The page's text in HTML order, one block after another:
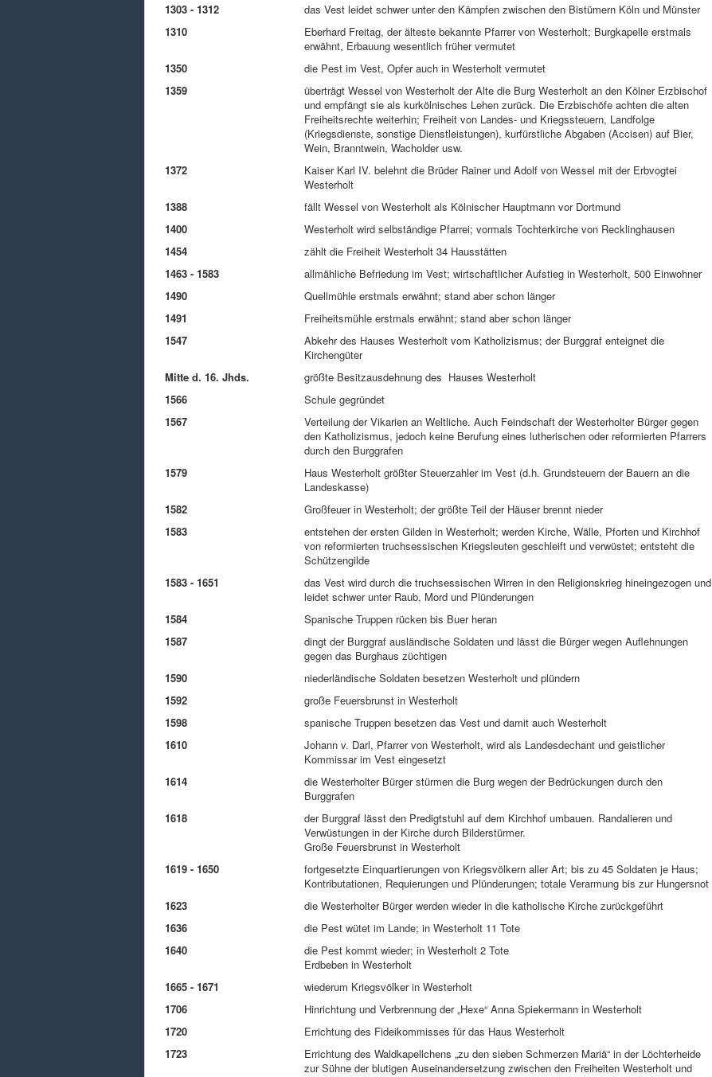
1303 - 1312
das Vest leidet schwer unter den Kämpfen zwischen den Bistümern Köln und Münster
1310
Eberhard Freitag, der älteste bekannte Pfarrer von Westerholt; Burgkapelle erstmals
erwähnt, Erbauung wesentlich früher vermutet
1350
die Pest im Vest, Opfer auch in Westerholt vermutet
1359
überträgt Wessel von Westerholt der Alte die Burg Westerholt an den Kölner Erzbischof
und empfängt sie als kurkölnisches Lehen zurück. Die Erzbischöfe achten die alten
Freiheitsrechte weiterhin; Freiheit von Landes- und Kriegssteuern, Landfolge
(Kriegsdienste, sonstige Dienstleistungen), kurfürstliche Abgaben (Accisen) auf Bier,
Wein, Branntwein, Wacholder usw.
1372
Kaiser Karl IV. belehnt die Brüder Rainer und Adolf von Wessel mit der Erbvogtei
Westerholt
1388
fällt Wessel von Westerholt als Kölnischer Hauptmann vor Dortmund
1400
Westerholt wird selbständige Pfarrei; vormals Tochterkirche von Recklinghausen
1454
zählt die Freiheit Westerholt 34 Hausstätten
1463 - 1583
allmähliche Befriedung im Vest; wirtschaftlicher Aufstieg in Westerholt, 500 Einwohner
1490
Quellmühle erstmals erwähnt; stand aber schon länger
1491
Freiheitsmühle erstmals erwähnt; stand aber schon länger
1547
Abkehr des Hauses Westerholt vom Katholizismus; der Burggraf enteignet die
Kirchengüter
Mitte d. 16. Jhds.
größte Besitzausdehnung des Hauses Westerholt
1566
Schule gegründet
1567
Verteilung der Vikarien an Weltliche. Auch Feindschaft der Westerholter Bürger gegen
den Katholizismus, jedoch keine Berufung eines lutherischen oder reformierten Pfarrers
durch den Burggrafen
1579
Haus Westerholt größter Steuerzahler im Vest (d.h. Grundsteuern der Bauern an die
Landeskasse)
1582
Großfeuer in Westerholt; der größte Teil der Häuser brennt nieder
1583
entstehen der ersten Gilden in Westerholt; werden Kirche, Wälle, Pforten und Kirchhof
von reformierten truchsessischen Kriegsleuten geschleift und verwüstet; entsteht die
Schützengilde
1583 - 1651
das Vest wird durch die truchsessischen Wirren in den Religionskrieg hineingezogen und
leidet schwer unter Raub, Mord und Plünderungen
1584
Spanische Truppen rücken bis Buer heran
1587
dingt der Burggraf ausländische Soldaten und lässt die Bürger wegen Auflehnungen
gegen das Burghaus züchtigen
1590
niederländische Soldaten besetzen Westerholt und plündern
1592
große Feuersbrunst in Westerholt
1598
spanische Truppen besetzen das Vest und damit auch Westerholt
1610
Johann v. Darl, Pfarrer von Westerholt, wird als Landesdechant und geistlicher
Kommissar im Vest eingesetzt
1614
die Westerholter Bürger stürmen die Burg wegen der Bedrückungen durch den
Burggrafen
1618
der Burggraf lässt den Predigtstuhl auf dem Kirchhof umbauen. Randalieren und
Verwüstungen in der Kirche durch Bilderstürmer.
Große Feuersbrunst in Westerholt
1619 - 1650
fortgesetzte Einquartierungen von Kriegsvölkern aller Art; bis zu 45 Soldaten je Haus;
Kontributationen, Requierungen und Plünderungen; totale Verarmung bis zur Hungersnot
1623
die Westerholter Bürger werden wieder in die katholische Kirche zurückgeführt
1636
die Pest wütet im Lande; in Westerholt 11 Tote
1640
die Pest kommt wieder; in Westerholt 2 Tote
Erdbeben in Westerholt
1665 - 1671
wiederum Kriegsvölker in Westerholt
1706
Hinrichtung und Verbrennung der „Hexe“ Anna Spiekermann in Westerholt
1720
Errichtung des Fideikommisses für das Haus Westerholt
1723
Errichtung des Waldkapellchens „zu den sieben Schmerzen Mariä“ in der Löchterheide
zur Sühne der blutigen Auseinandersetzung zwischen den Freiheiten Westerholt und